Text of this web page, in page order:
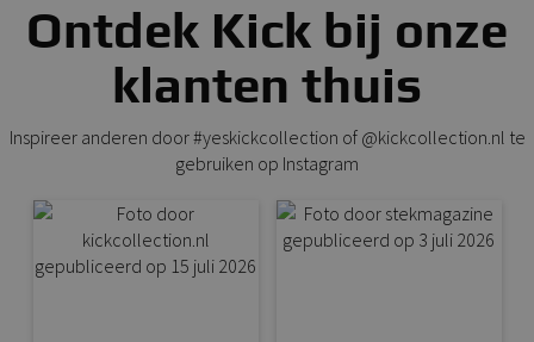
Ontdek Kick bij onze
klanten thuis
Inspireer anderen door #yeskickcollection of @kickcollection.nl te
gebruiken op Instagram